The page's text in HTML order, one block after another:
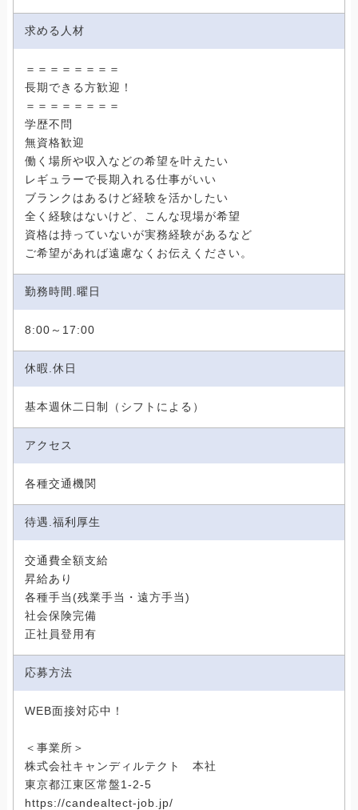
求める人材
＝＝＝＝＝＝＝＝
長期できる方歓迎！
＝＝＝＝＝＝＝＝
学歴不問
無資格歓迎
働く場所や収入などの希望を叶えたい
レギュラーで長期入れる仕事がいい
ブランクはあるけど経験を活かしたい
全く経験はないけど、こんな現場が希望
資格は持っていないが実務経験があるなど
ご希望があれば遠慮なくお伝えください。
勤務時間.曜日
8:00～17:00
休暇.休日
基本週休二日制（シフトによる）
アクセス
各種交通機関
待遇.福利厚生
交通費全額支給
昇給あり
各種手当(残業手当・遠方手当)
社会保険完備
正社員登用有
応募方法
WEB面接対応中！
＜事業所＞
株式会社キャンディルテクト 本社
東京都江東区常盤1-2-5
https://candealtect-job.jp/